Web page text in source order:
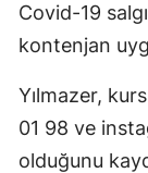
Covid-19
kontenjan
Yılmazer,
01 98 ve
olduğunu